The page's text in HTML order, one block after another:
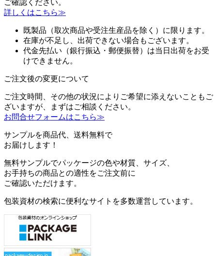
ご確認ください。
詳しくはこちら≫
既製品（取次商品や受注生産品を除く）に限ります。
在庫が不足し、出荷できない場合もございます。
代金先払い（銀行振込・郵便振替）は当日出荷をお受
けできません。
ご注文後の変更について
ご注文時間、その他の状況によりご希望に添えないこともご
ざいますが、まずはご相談ください。
お問合せフォームはこちら≫
サンプルを商品代、送料無料で
お届けします！
無料サンプルでパッケージの色や材質、サイズ、
お手持ちの商品との適性をご注文前に
ご確認いただけます。
包装資材の検索に便利なサイトを多数運営しています。